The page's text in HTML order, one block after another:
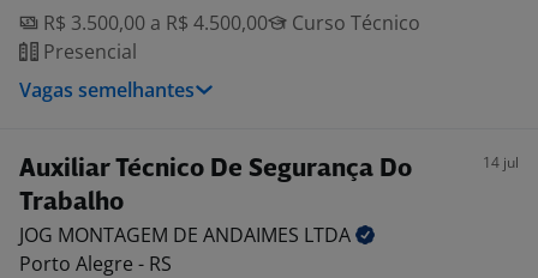
R$ 3.500,00 a R$ 4.500,00
Curso Técnico
Presencial
Vagas semelhantes
Auxiliar Técnico De Segurança Do
Trabalho
14 jul
JOG MONTAGEM DE ANDAIMES LTDA
Porto Alegre - RS